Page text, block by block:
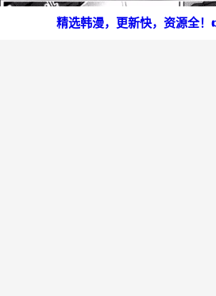
精选韩漫，更新快，资源全